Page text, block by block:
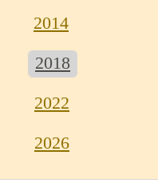
2014
2018
2022
2026